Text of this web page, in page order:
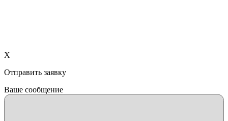
X
Отправить заявку
Ваше сообщение